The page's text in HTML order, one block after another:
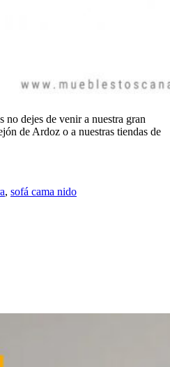
no dejes de venir a nuestra gran
de Ardoz o a nuestras tiendas de
, sofá cama nido